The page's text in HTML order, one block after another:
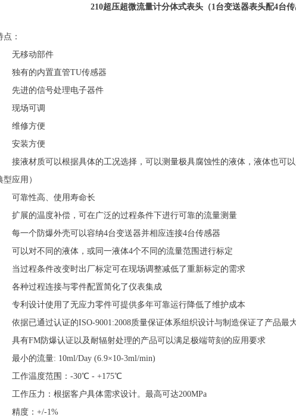
210超压超微流量计分体式表头（1台变送器表头配4台传
点：
移动部件
有的内置直管TU传感器
进的信号处理电子器件
场可调
修方便
装方便
液材质可以根据具体的工况选择，可以测量极具腐蚀性的液体，液体也可以
型应用）
靠性高、使用寿命长
展的温度补偿，可在广泛的过程条件下进行可靠的流量测量
一个防爆外壳可以容纳4台变送器并相应连接4台传感器
以对不同的液体，或同一液体4个不同的流量范围进行标定
过程条件改变时出厂标定可在现场调整减低了重新标定的需求
种过程连接与零件配置简化了仪表集成
利设计使用了无应力零件可提供多年可靠运行降低了维护成本
据已通过认证的ISO-9001:2008质量保证体系组织设计与制造保证了产品最
有FM防爆认证以及耐辐射处理的产品可以满足极端苛刻的应用要求
小的流量: 10ml/Day (6.9×10-3ml/min)
作温度范围：-30℃ - +175℃
作压力：根据客户具体需求设计。最高可达200MPa
度：+/-1%